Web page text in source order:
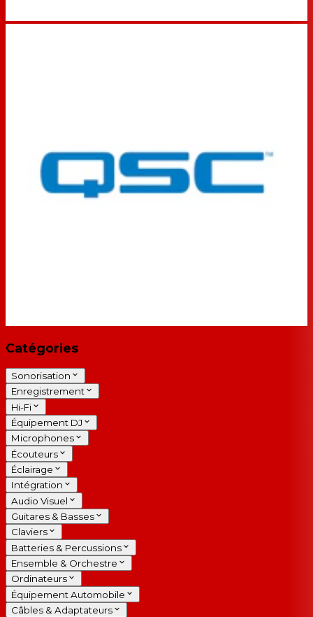
Catégories
Sonorisation
Enregistrement
Hi-Fi
Équipement DJ
Microphones
Écouteurs
Éclairage
Intégration
Audio Visuel
Guitares & Basses
Claviers
Batteries & Percussions
Ensemble & Orchestre
Ordinateurs
Équipement Automobile
Câbles & Adaptateurs